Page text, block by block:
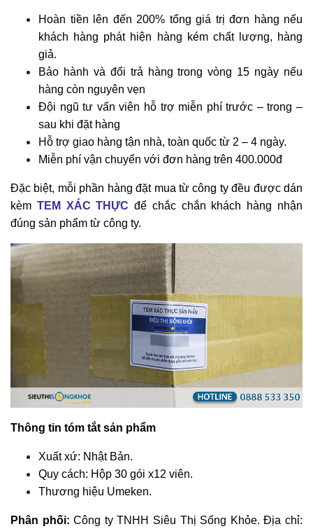
Hoàn tiền lên đến 200% tổng giá trị đơn hàng nếu
khách hàng phát hiện hàng kém chất lượng, hàng
giả.
Bảo hành và đổi trả hàng trong vòng 15 ngày nếu
hàng còn nguyên vẹn
Đội ngũ tư vấn viên hỗ trợ miễn phí trước – trong –
sau khi đặt hàng
Hỗ trợ giao hàng tận nhà, toàn quốc từ 2 – 4 ngày.
Miễn phí vận chuyển với đơn hàng trên 400.000đ
Đặc biệt, mỗi phần hàng đặt mua từ công ty đều được dán
kèm TEM XÁC THỰC để chắc chắn khách hàng nhận
đúng sản phẩm từ công ty.
Thông tin tóm tắt sản phẩm
Xuất xứ: Nhật Bản.
Quy cách: Hộp 30 gói x12 viên.
Thương hiệu Umeken.
Phân phối: Công ty TNHH Siêu Thị Sống Khỏe. Địa chỉ: